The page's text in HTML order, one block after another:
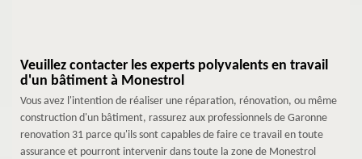
Veuillez contacter les experts polyvalents en travail
d'un bâtiment à Monestrol
Vous avez l'intention de réaliser une réparation, rénovation, ou même
construction d'un bâtiment, rassurez aux professionnels de Garonne
renovation 31 parce qu'ils sont capables de faire ce travail en toute
assurance et pourront intervenir dans toute la zone de Monestrol